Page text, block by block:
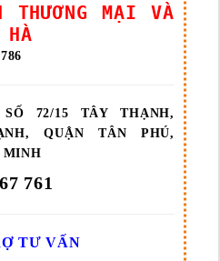
THƯƠNG MẠI VÀ
HÀ
SỐ 72/15 TÂY THẠNH,
QUẬN TÂN PHÚ,
MINH
761
TƯ VẤN